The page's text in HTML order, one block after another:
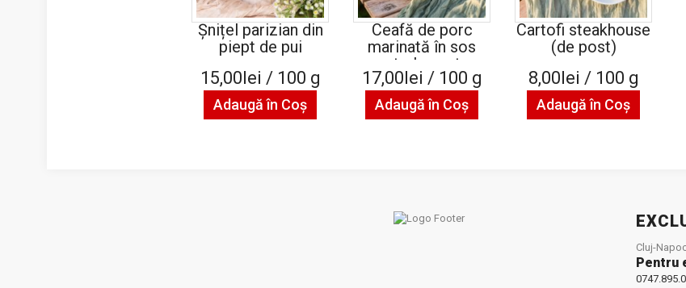
Șnițel parizian din
piept de pui
15,00lei / 100 g
Adaugă în Coş
Ceafă de porc
marinată în sos
pesto la cuptor
17,00lei / 100 g
Adaugă în Coş
Cartofi steakhouse
(de post)
8,00lei / 100 g
Adaugă în Coş
Cluj-
Pentru